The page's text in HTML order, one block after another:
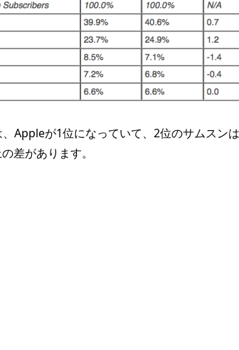
Appleが1位になっていて、2位のサムスン
差があります。